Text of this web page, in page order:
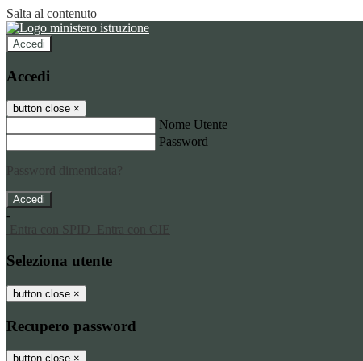
Salta al contenuto
Accedi
Accedi
button close ×
Nome Utente
Password
Password dimenticata?
-
Entra con SPID
Entra con CIE
Seleziona utente
button close ×
Recupero password
button close ×